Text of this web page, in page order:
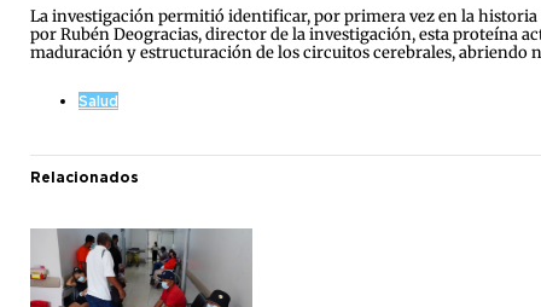
La investigación permitió identificar, por primera vez en la historia
por Rubén Deogracias, director de la investigación, esta proteína
maduración y estructuración de los circuitos cerebrales, abriendo
Salud
Relacionados